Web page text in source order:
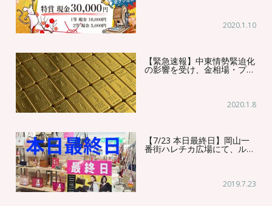
2020.1.10
【緊急速報】中東情勢緊迫化
の影響を受け、金相場・プ…
2020.1.8
【7/23 本日最終日】岡山一
番街ハレチカ広場にて、ル…
2019.7.23